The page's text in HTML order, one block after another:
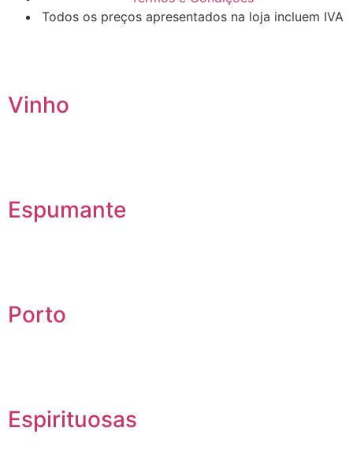
Todos os preços apresentados na loja incluem IVA
Vinho
Espumante
Porto
Espirituosas